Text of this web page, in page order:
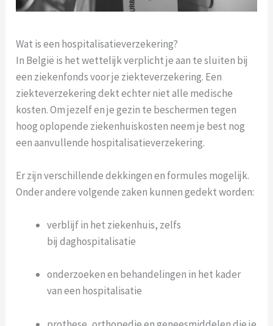
Wat is een hospitalisatieverzekering?
In België is het wettelijk verplicht je aan te sluiten bij
een ziekenfonds voor je ziekteverzekering. Een
ziekteverzekering dekt echter niet alle medische
kosten. Om jezelf en je gezin te beschermen tegen
hoog oplopende ziekenhuiskosten neem je best nog
een aanvullende hospitalisatieverzekering.
Er zijn verschillende dekkingen en formules mogelijk.
Onder andere volgende zaken kunnen gedekt worden:
verblijf in het ziekenhuis, zelfs
bij daghospitalisatie
onderzoeken en behandelingen in het kader
van een hospitalisatie